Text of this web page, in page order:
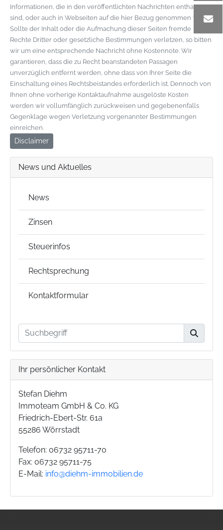
Informationen, die in den veröffentlichten Nachrichten enthalten
sind, oder auch in Webseiten auf die hier Bezug genommen wird.
Sollte der Inhalt oder die Aufmachung dieser Seiten fremde
Rechte Dritter oder gesetzliche Bestimmungen verletzen, so bitten
wir um eine entsprechende Nachricht ohne Kostennote. Wir
garantieren, dass die zu Recht beanstandeten Passagen
unverzüglich entfernt werden, ohne dass von Ihrer Seite die
Einschaltung eines Rechtsbeistandes erforderlich ist. Dennoch von
Ihnen ohne vorherige Kontaktaufnahme ausgelöste Kosten
werden wir vollumfänglich zurückweisen und gegebenenfalls
Gegenklage wegen Verletzung vorgenannter Bestimmungen
einreichen.
Disclaimer
News und Aktuelles
News
Zinsen
Steuerinfos
Rechtsprechung
Kontaktformular
Ihr persönlicher Kontakt
Stefan Diehm
Immoteam GmbH & Co. KG
Friedrich-Ebert-Str. 61a
55286 Wörrstadt
Telefon: 06732 95711-70
Fax: 06732 95711-75
E-Mail: info@diehm-immobilien.de